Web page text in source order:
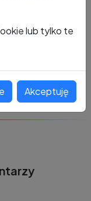
lub tylko te
Akceptuję